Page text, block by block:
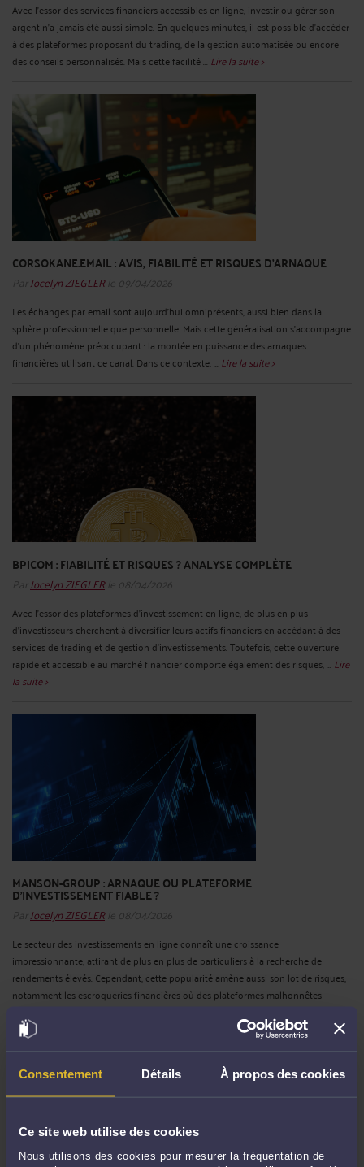
Consentement Détails À propos des cookies
Ce site web utilise des cookies
Nous utilisons des cookies pour mesurer la fréquentation de
Avec l’essor des services financiers accessibles en ligne, investir ou gérer son
argent n’a jamais été aussi simple. En quelques minutes, il est possible d’accéder
à des plateformes proposant du trading, de la gestion automatisée ou encore
des conseils personnalisés. Mais cette facilité ... Lire la suite >
CORSOKANE.EMAIL : AVIS, FIABILITÉ ET RISQUES D’ARNAQUE
Par Jocelyn ZIEGLERle 09/04/2026
Les échanges par email sont aujourd’hui omniprésents, aussi bien dans la
sphère professionnelle que personnelle. Mais cette généralisation s’accompagne
d’un phénomène préoccupant : la montée en puissance des arnaques
financières utilisant ce canal. Dans ce contexte, ... Lire la suite >
BPICOM : FIABILITÉ ET RISQUES ? ANALYSE COMPLÈTE
Par Jocelyn ZIEGLERle 08/04/2026
Avec l'essor des plateformes d'investissement en ligne, de plus en plus
d'investisseurs cherchent à diversifier leurs actifs financiers en accédant à des
services de trading et de gestion d'investissements. Toutefois, cette ouverture
rapide et accessible au marché financier comporte également des risques, ... Lire
la suite >
MANSON-GROUP : ARNAQUE OU PLATEFORME
D’INVESTISSEMENT FIABLE ?
Par Jocelyn ZIEGLERle 08/04/2026
Le secteur des investissements en ligne connaît une croissance
impressionnante, attirant de plus en plus de particuliers à la recherche de
rendements élevés. Cependant, cette popularité amène aussi son lot de risques,
notamment les escroqueries financières où des plateformes malhonnêtes